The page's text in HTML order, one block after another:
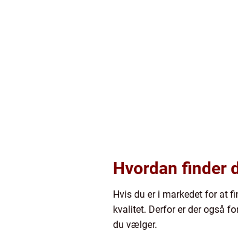
Hvordan finder
Hvis du er i markedet for at
kvalitet. Derfor er der også
du vælger.